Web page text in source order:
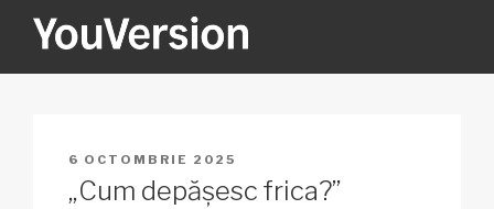
YOUVERSION
PUBLICAT
PE
6 OCTOMBRIE 2025
„Cum depășesc frica?”